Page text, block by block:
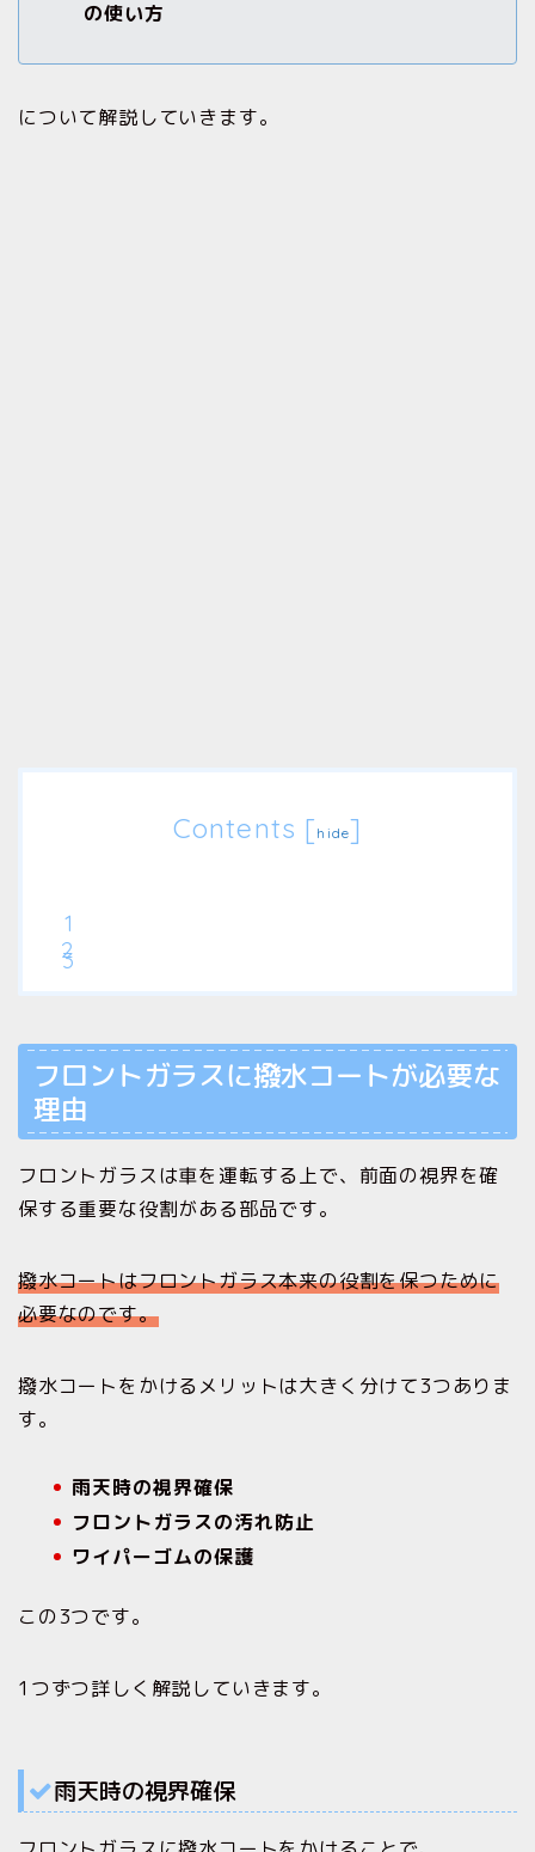
の使い方
について解説していきます。
Contents [ hide]
フロントガラスに撥水コートが必要な
理由
フロントガラスは車を運転する上で、前面の視界を確
保する重要な役割がある部品です。
撥水コートはフロントガラス本来の役割を保つために
必要なのです。
撥水コートをかけるメリットは大きく分けて3つありま
す。
雨天時の視界確保
フロントガラスの汚れ防止
ワイパーゴムの保護
この3つです。
1つずつ詳しく解説していきます。
雨天時の視界確保